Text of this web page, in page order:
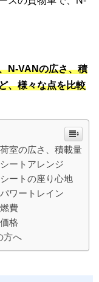
N-VANの広さ、積
、様々な点を比較
室の広さ、積載量
ートアレンジ
ートの座り心地
ワートレイン
費
格
方へ